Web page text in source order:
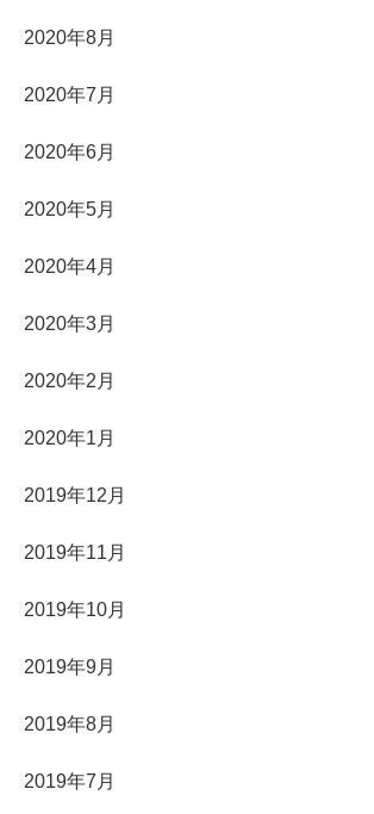
2020年8月
2020年7月
2020年6月
2020年5月
2020年4月
2020年3月
2020年2月
2020年1月
2019年12月
2019年11月
2019年10月
2019年9月
2019年8月
2019年7月